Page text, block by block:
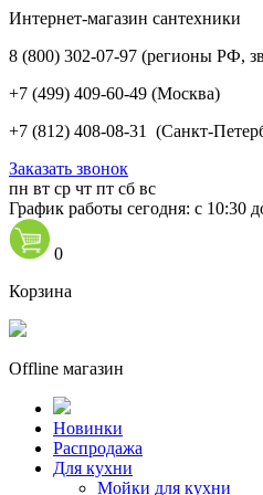
Интернет-магазин сантехники
8 (800) 302-07-97 (регионы РФ,
+7 (499) 409-60-49 (Москва)
+7 (812) 408-08-31 (Санкт-
Заказать звонок
пн вт ср чт пт сб вс
График работы сегодня: с 10:30
0
Корзина
Offline магазин
Новинки
Распродажа
Для кухни
Мойки для кухни